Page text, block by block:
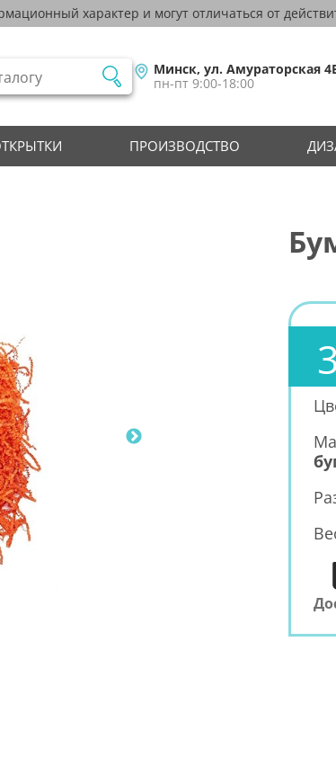
характер и могут отличаться от
Минск, ул. Амураторская
пн-пт 9:00-18:00
ПРОИЗВОДСТВО